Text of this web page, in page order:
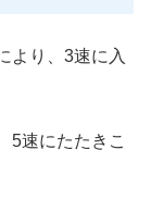
より、3速に入
5速にたたきこ